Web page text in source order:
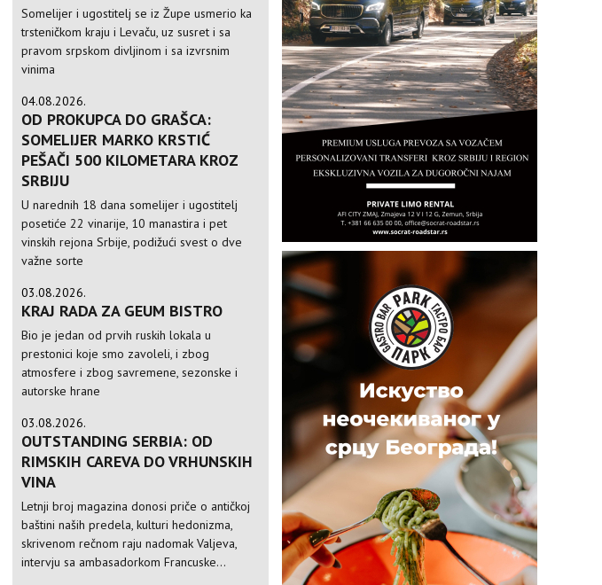
Somelijer i ugostitelj se iz Župe usmerio ka
trsteničkom kraju i Levaču, uz susret i sa
pravom srpskom divljinom i sa izvrsnim
vinima
04.08.2026.
OD PROKUPCA DO GRAŠCA:
SOMELIJER MARKO KRSTIĆ
PEŠAČI 500 KILOMETARA KROZ
SRBIJU
U narednih 18 dana somelijer i ugostitelj
posetiće 22 vinarije, 10 manastira i pet
vinskih rejona Srbije, podižući svest o dve
važne sorte
03.08.2026.
KRAJ RADA ZA GEUM BISTRO
Bio je jedan od prvih ruskih lokala u
prestonici koje smo zavoleli, i zbog
atmosfere i zbog savremene, sezonske i
autorske hrane
03.08.2026.
OUTSTANDING SERBIA: OD
RIMSKIH CAREVA DO VRHUNSKIH
VINA
Letnji broj magazina donosi priče o antičkoj
baštini naših predela, kulturi hedonizma,
skrivenom rečnom raju nadomak Valjeva,
intervju sa ambasadorkom Francuske...